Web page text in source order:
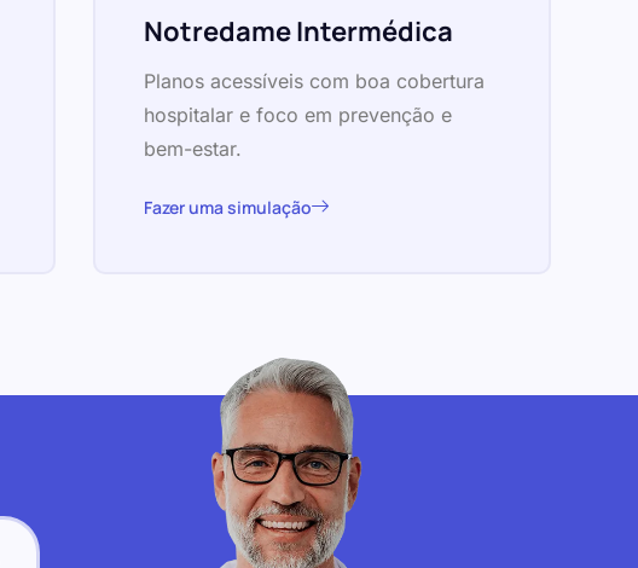
Notredame Intermédica
Planos acessíveis com boa cobertura
hospitalar e foco em prevenção e
bem-estar.
Fazer uma simulação